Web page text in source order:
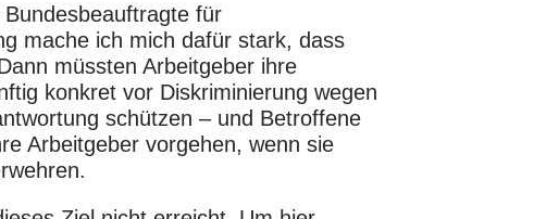
für
mache ich mich dafür stark, dass
müssten Arbeitgeber ihre
konkret vor Diskriminierung wegen
schützen – und Betroffene
Arbeitgeber vorgehen, wenn sie